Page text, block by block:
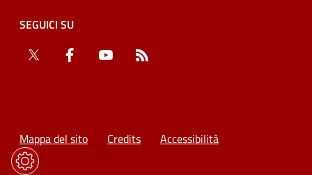
SEGUICI SU
Twitter
Facebook YouTube
Mappa del sito Credits Accessibilità